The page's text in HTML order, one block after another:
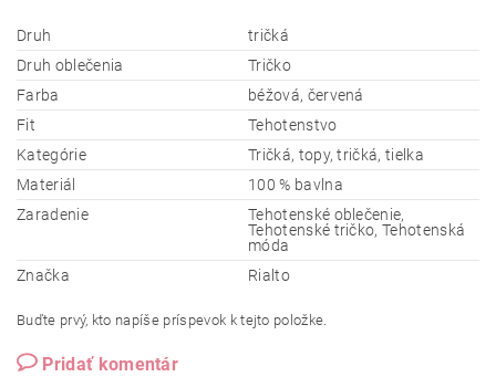
Druh
tričká
Druh oblečenia
Tričko
Farba
béžová, červená
Fit
Tehotenstvo
Kategórie
Tričká, topy, tričká, tielka
Materiál
100 % bavlna
Zaradenie
Tehotenské oblečenie,
Tehotenské tričko, Tehotenská
móda
Značka
Rialto
Buďte prvý, kto napíše príspevok k tejto položke.
Pridať komentár